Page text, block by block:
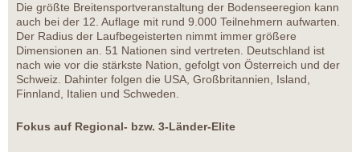
Die größte Breitensportveranstaltung der Bodenseeregion kann
auch bei der 12. Auflage mit rund 9.000 Teilnehmern aufwarten.
Der Radius der Laufbegeisterten nimmt immer größere
Dimensionen an. 51 Nationen sind vertreten. Deutschland ist
nach wie vor die stärkste Nation, gefolgt von Österreich und der
Schweiz. Dahinter folgen die USA, Großbritannien, Island,
Finnland, Italien und Schweden.
Fokus auf Regional- bzw. 3-Länder-Elite